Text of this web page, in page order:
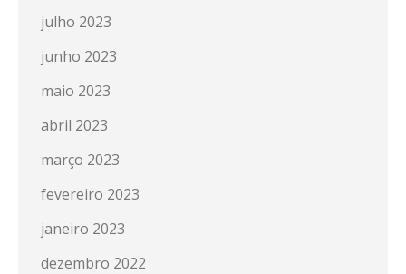
julho 2023
junho 2023
maio 2023
abril 2023
março 2023
fevereiro 2023
janeiro 2023
dezembro 2022